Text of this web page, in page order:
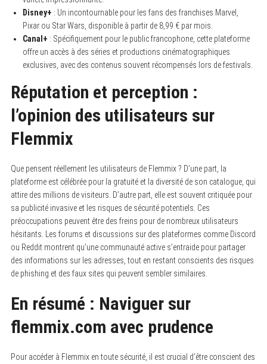
Disney+ : Un incontournable pour les fans des franchises Marvel,
Pixar ou Star Wars, disponible à partir de 8,99 € par mois.
Canal+ : Spécifiquement pour le public francophone, cette plateforme
offre un accès à des séries et productions cinématographiques
exclusives, avec des contenus souvent récompensés lors de festivals.
Réputation et perception :
l’opinion des utilisateurs sur
Flemmix
Que pensent réellement les utilisateurs de Flemmix ? D’une part, la
plateforme est célébrée pour la gratuité et la diversité de son catalogue, qui
attire des millions de visiteurs. D’autre part, elle est souvent critiquée pour
sa publicité invasive et les risques de sécurité potentiels. Ces
préoccupations peuvent être des freins pour de nombreux utilisateurs
hésitants. Les forums et discussions sur des plateformes comme Discord
ou Reddit montrent qu’une communauté active s’entraide pour partager
des informations sur les adresses, tout en restant conscients des risques
de phishing et des faux sites qui peuvent sembler similaires.
En résumé : Naviguer sur
flemmix.com avec prudence
Pour accéder à Flemmix en toute sécurité, il est crucial d’être conscient des